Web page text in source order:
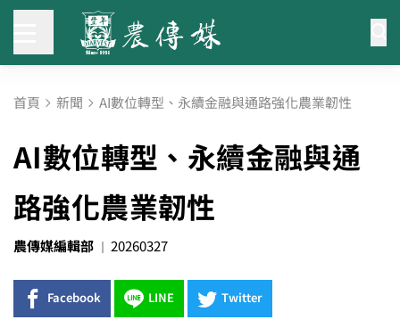
首頁 新聞 AI數位轉型、永續金融與通路強化農業韌性
AI數位轉型、永續金融與通
路強化農業韌性
農傳媒編輯部 20260327
Facebook LINE Twitter